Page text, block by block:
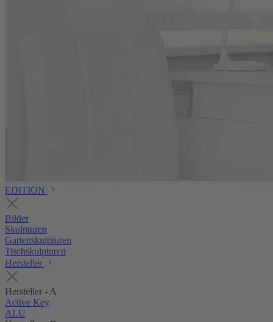
EDITION
Bilder
Skulpturen
Gartenskulpturen
Tischskulpturen
Hersteller
Hersteller - A
Active Key
ALU